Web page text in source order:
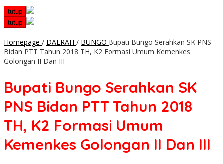
tutup
tutup
Homepage / DAERAH / BUNGO Bupati Bungo Serahkan SK PNS
Bidan PTT Tahun 2018 TH, K2 Formasi Umum Kemenkes
Golongan II Dan III
Bupati Bungo Serahkan SK
PNS Bidan PTT Tahun 2018
TH, K2 Formasi Umum
Kemenkes Golongan II Dan III